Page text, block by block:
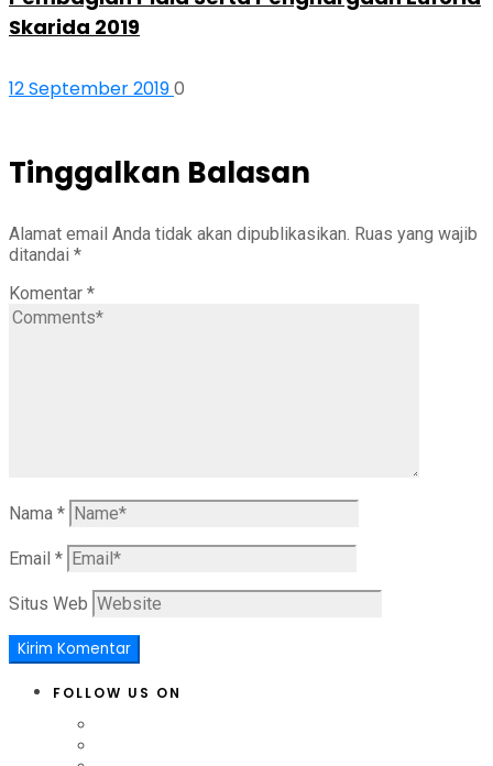
Skarida 2019
12 September 20190
Tinggalkan Balasan
Alamat email Anda tidak akan dipublikasikan. Ruas yang wajib
ditandai *
Komentar *
Nama *
Email *
Situs Web
FOLLOW US ON